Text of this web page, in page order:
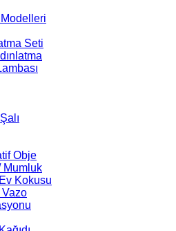
Seti
Obje
Mumluk
Kokusu
Vazo